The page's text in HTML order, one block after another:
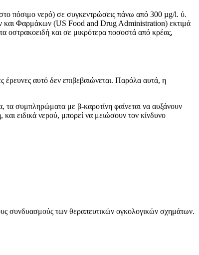
πόσιμο νερό) σε συγκεντρώσεις πάνω από 300 µg/l. ύ.
και Φαρμάκων (US Food and Drug Administration) εκτιμά
οστρακοειδή και σε μικρότερα ποσοστά από κρέας,
έρευνες αυτό δεν επιβεβαιώνεται. Παρόλα αυτά, η
τα συμπληρώματα με β-καροτίνη φαίνεται να αυξάνουν
ειδικά νερού, μπορεί να μειώσουν τον κίνδυνο
συνδυασμούς των θεραπευτικών ογκολογικών σχημάτων.